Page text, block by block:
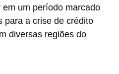
um período marcado
para a crise de crédito
diversas regiões do